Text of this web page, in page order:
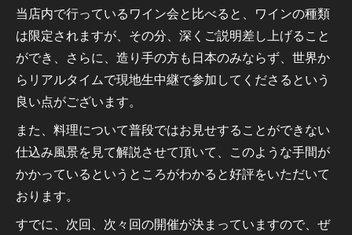
当店内で行っているワイン会と比べると、ワインの種類
は限定されますが、その分、深くご説明差し上げること
ができ、さらに、造り手の方も日本のみならず、世界か
らリアルタイムで現地生中継で参加してくださるという
良い点がございます。
また、料理について普段ではお見せすることができない
仕込み風景を見て解説させて頂いて、このような手間が
かかっているというところがわかると好評をいただいて
おります。
すでに、次回、次々回の開催が決まっていますので、ぜ